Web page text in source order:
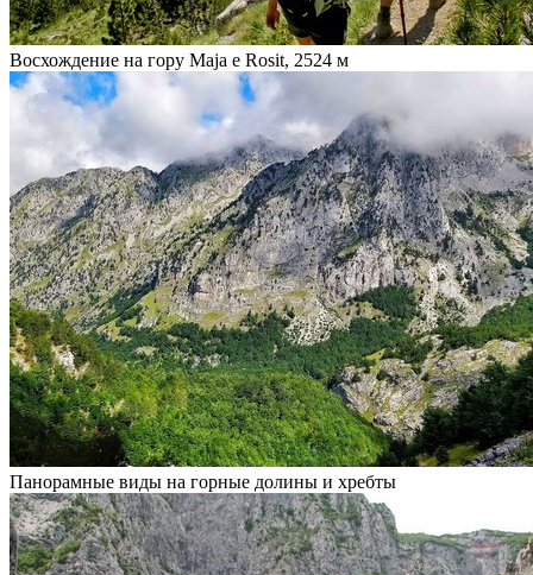
Восхождение на гору Maja e Rosit, 2524 м
Панорамные виды на горные долины и хребты